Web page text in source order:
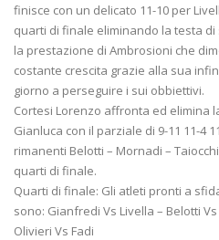
finisce con un delicato 11-10 per
quarti di finale eliminando la testa
la prestazione di Ambrosioni che
costante crescita grazie alla sua
giorno a perseguire i sui obbiettivi.
Cortesi Lorenzo affronta ed elimina
Gianluca con il parziale di 9-11 11-4
rimanenti Belotti – Mornadi –
quarti di finale.
Quarti di finale: Gli atleti pronti a
sono: Gianfredi Vs Livella – Belotti
Olivieri Vs Fadi